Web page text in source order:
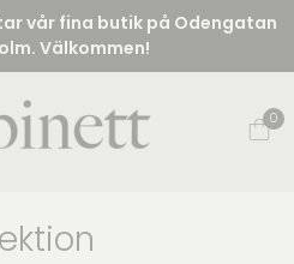
vår fina butik på Odengatan
Välkommen!
0